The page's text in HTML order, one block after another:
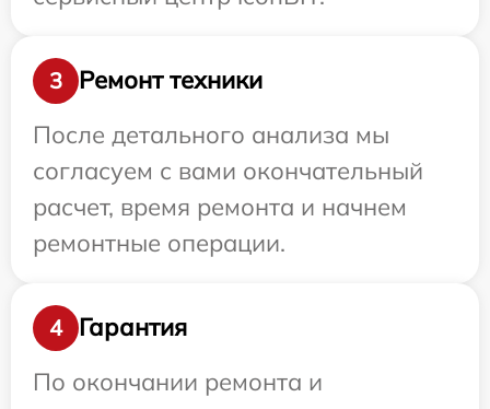
3
Ремонт техники
После детального анализа мы
согласуем с вами окончательный
расчет, время ремонта и начнем
ремонтные операции.
4
Гарантия
По окончании ремонта и